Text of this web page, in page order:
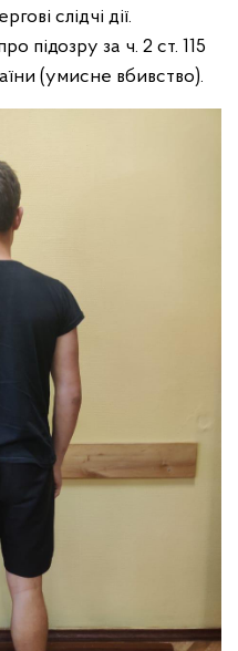
слідчі дії.
підозру за ч. 2 ст. 115
(умисне вбивство).